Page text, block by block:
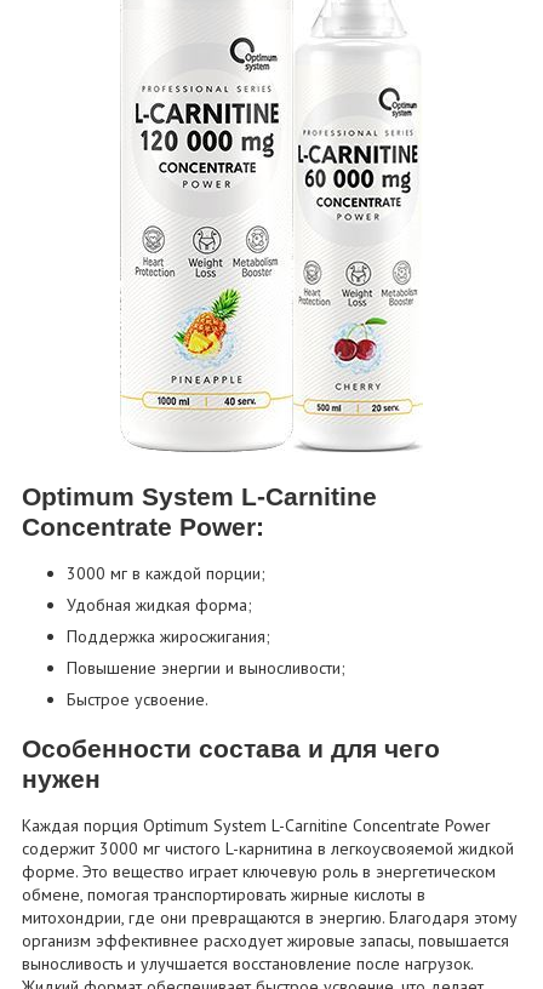
Optimum System L-Carnitine
Concentrate Power:
3000 мг в каждой порции;
Удобная жидкая форма;
Поддержка жиросжигания;
Повышение энергии и выносливости;
Быстрое усвоение.
Особенности состава и для чего
нужен
Каждая порция Optimum System L-Carnitine Concentrate Power
содержит 3000 мг чистого L-карнитина в легкоусвояемой жидкой
форме. Это вещество играет ключевую роль в энергетическом
обмене, помогая транспортировать жирные кислоты в
митохондрии, где они превращаются в энергию. Благодаря этому
организм эффективнее расходует жировые запасы, повышается
выносливость и улучшается восстановление после нагрузок.